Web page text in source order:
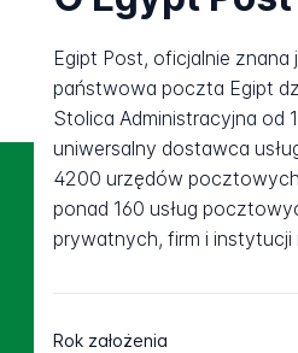
Egipt Post, oficjalnie
państwowa poczta Egipt
Stolica Administracyjna od
uniwersalny dostawca
4200 urzędów
ponad 160 usług
prywatnych, firm i instytucji
Rok założenia